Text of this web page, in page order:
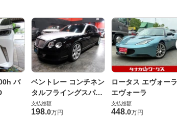
バ
ベントレー コンチネン
タルフライングスパー
6.0 4WD
支払総額
198.0万円
ロータス エヴォーラ
エヴォーラ
支払総額
448.0万円